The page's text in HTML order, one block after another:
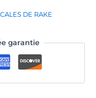
CALES DE RAKE
garantie